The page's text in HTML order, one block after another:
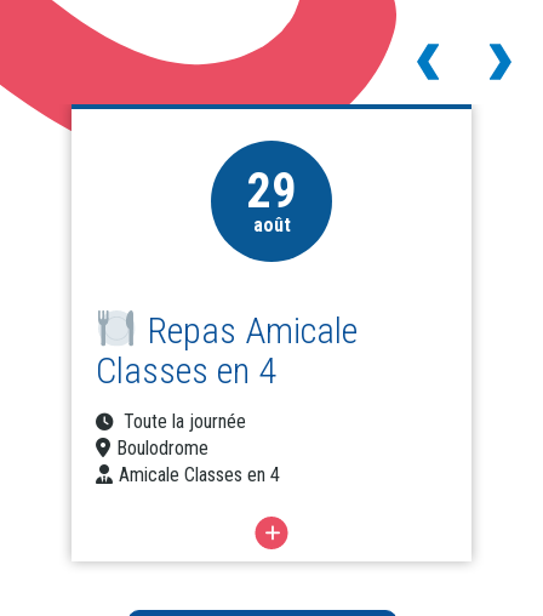
29
août
Repas Amicale
Classes en 4
Toute la journée
Boulodrome
Amicale Classes en 4